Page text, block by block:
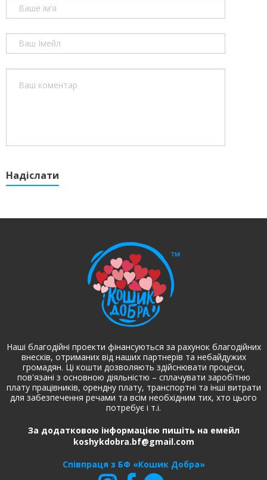
Надіслати
Наші благодійні проекти фінансуються за рахунок благодійних
внесків, отриманих від наших партнерів та небайдужих
громадян. Ці кошти дозволяють здійснювати процеси,
пов'язані з основною діяльністю – сплачувати заробітню
плату працівників, орендну плату, транспортні та інші витрати
для забезпечення речами та всім необхідним тих, хто цього
потребує і т.і.
За додатковою інформацією пишіть на емейл
koshykdobra.bf@gmail.com
Співпраця з БФ «Кошик Добра»